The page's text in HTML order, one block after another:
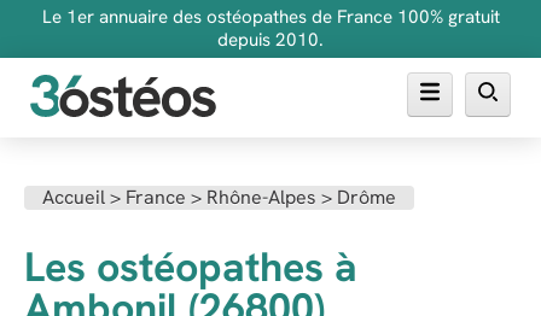
Le 1er annuaire des ostéopathes de France 100% gratuit
depuis 2010.
Inscrire son cabinet
Accueil> France > Rhône-Alpes > Drôme
Les ostéopathes à